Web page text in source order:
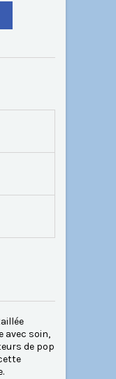
avec soin,
de pop